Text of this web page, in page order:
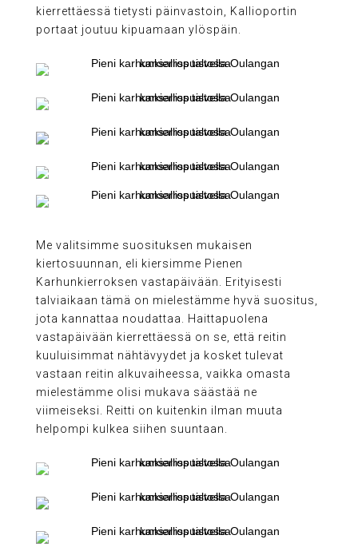
kierrettäessä tietysti päinvastoin, Kallioportin
portaat joutuu kipuamaan ylöspäin.
Me valitsimme suosituksen mukaisen
kiertosuunnan, eli kiersimme Pienen
Karhunkierroksen vastapäivään. Erityisesti
talviaikaan tämä on mielestämme hyvä suositus,
jota kannattaa noudattaa. Haittapuolena
vastapäivään kierrettäessä on se, että reitin
kuuluisimmat nähtävyydet ja kosket tulevat
vastaan reitin alkuvaiheessa, vaikka omasta
mielestämme olisi mukava säästää ne
viimeiseksi. Reitti on kuitenkin ilman muuta
helpompi kulkea siihen suuntaan.